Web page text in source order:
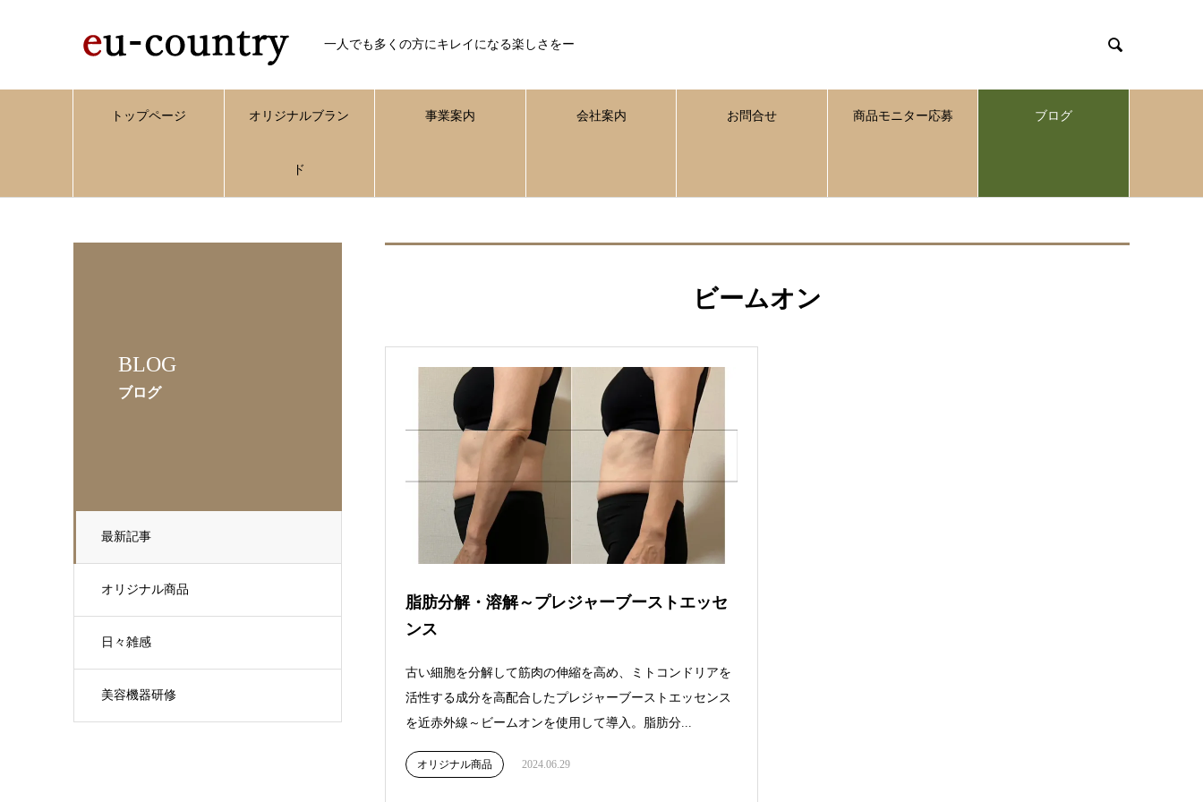
一人でも多くの方にキレイになる楽しさをー 
トップページ オリジナルブラン
ド
事業案内 会社案内 お問合せ 商品モニター応募 ブログ
BLOG
ブログ
最新記事
オリジナル商品
日々雑感
美容機器研修
ビームオン
脂肪分解・溶解～プレジャーブーストエッセ
ンス
古い細胞を分解して筋肉の伸縮を高め、ミトコンドリアを
活性する成分を高配合したプレジャーブーストエッセンス
を近赤外線～ビームオンを使用して導入。脂肪分...
オリジナル商品 2024.06.29